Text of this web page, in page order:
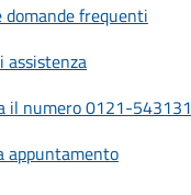
domande frequenti
assistenza
il numero 0121-543131
appuntamento